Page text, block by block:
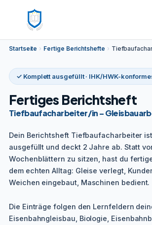
Startseite › Fertige Berichtshefte ›
✓ Komplett ausgefüllt · IHK/HWK-
Fertiges Berichtsheft
Tiefbaufacharbeiter/in –
Dein Berichtsheft Tiefbaufacharbeiter
ausgefüllt und deckt 2 Jahre ab. Statt
Wochenblättern zu sitzen, hast du
dem echten Alltag: Gleise verlegt,
Weichen eingebaut, Maschinen bedient.
Die Einträge folgen den Lernfeldern
Eisenbahngleisbau, Biologie,